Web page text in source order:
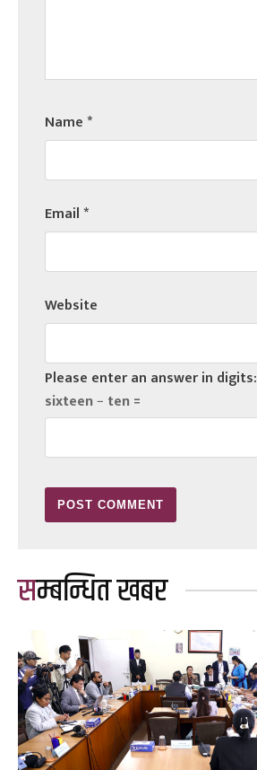
Name*
Email*
Website
Please enter an answer in digits:
sixteen − ten =
सम्बन्धित खबर